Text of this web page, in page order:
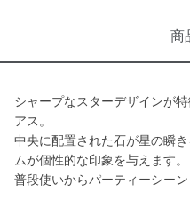
商
シャープなスターデザインが
アス。
中央に配置された石が星の瞬
ムが個性的な印象を与えます。
普段使いからパーティーシー